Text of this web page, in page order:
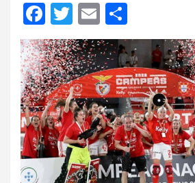
F
a
ce
b
o
o
k
T
wi
tt
er
E
m
ail
o
m
p
ar
tir